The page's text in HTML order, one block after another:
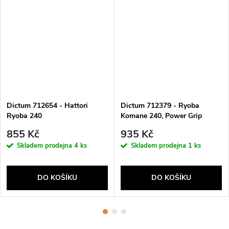
Dictum 712654 - Hattori
Ryoba 240
855 Kč
Skladem prodejna 4 ks
DO KOŠÍKU
Dictum 712379 - Ryoba
Komane 240, Power Grip
935 Kč
Skladem prodejna 1 ks
DO KOŠÍKU